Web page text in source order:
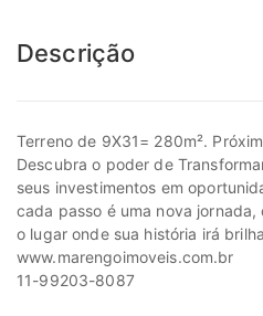
Descrição
Terreno de 9X31= 280m².
Descubra o poder de
seus investimentos em
cada passo é uma nova
o lugar onde sua história irá
www.marengoimoveis.com.br
11-99203-8087